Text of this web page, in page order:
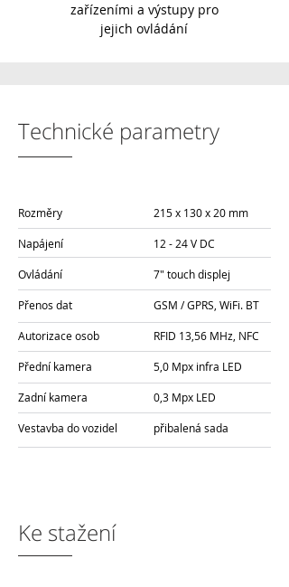
zařízeními a výstupy pro
jejich ovládání
Technické parametry
Rozměry
Napájení
Ovládání
Přenos dat
Autorizace osob
Přední kamera
Zadní kamera
Vestavba do vozidel
215 x 130 x 20 mm
12 - 24 V DC
7" touch displej
GSM / GPRS, WiFi. BT
RFID 13,56 MHz, NFC
5,0 Mpx infra LED
0,3 Mpx LED
přibalená sada
Ke stažení